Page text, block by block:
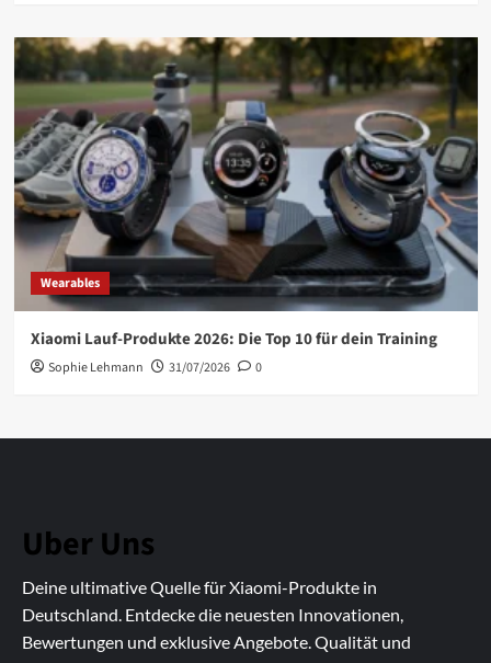
Wearables
Xiaomi Lauf-Produkte 2026: Die Top 10 für dein Training
Sophie Lehmann 31/07/2026 0
Uber Uns
Deine ultimative Quelle für Xiaomi-Produkte in
Deutschland. Entdecke die neuesten Innovationen,
Bewertungen und exklusive Angebote. Qualität und